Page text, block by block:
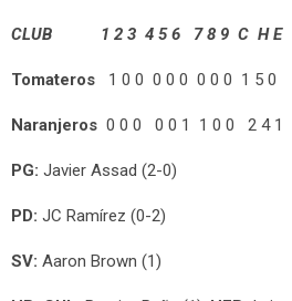
CLUB 1 2 3 4 5 6 7 8 9 C H E
Tomateros 1 0 0 0 0 0 0 0 0 1 5 0
Naranjeros 0 0 0 0 0 1 1 0 0 2 4 1
PG: Javier Assad (2-0)
PD: JC Ramírez (0-2)
SV: Aaron Brown (1)